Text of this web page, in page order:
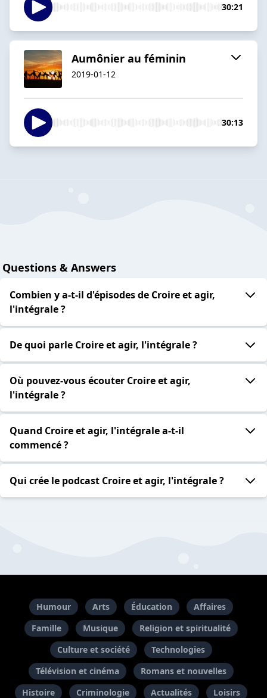
30:21
Aumônier au féminin
2019-01-12
30:13
Questions & Answers
Combien y a-t-il d'épisodes de Croire et agir,
l'intégrale ?
De quoi parle Croire et agir, l'intégrale ?
Où pouvez-vous écouter Croire et agir,
l'intégrale ?
Quand Croire et agir, l'intégrale a-t-il
commencé ?
Qui crée le podcast Croire et agir, l'intégrale ?
Humour Arts Éducation
Affaires
Famille
Musique
Religion et spiritualité
Culture et société
Technologies
Télévision et cinéma
Romans et nouvelles
Histoire
Criminologie Actualités Loisirs